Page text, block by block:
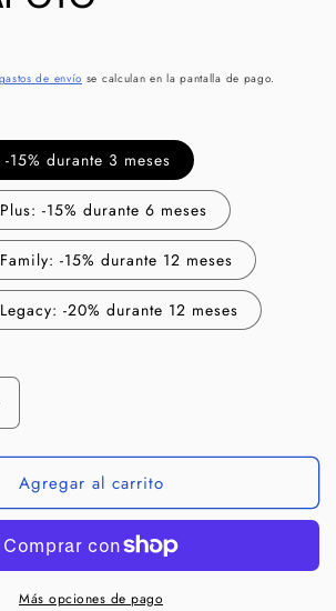
gastos de envío se calculan en la pantalla de pago.
15% durante 3 meses
-15% durante 6 meses
-15% durante 12 meses
-20% durante 12 meses
Cupón
Agregar al carrito
Más opciones de pago